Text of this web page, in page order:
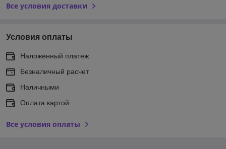
Все условия доставки
Условия оплаты
Наложенный платеж
Безналичный расчет
Наличными
Оплата картой
Все условия оплаты